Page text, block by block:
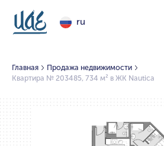
ru
Главная
Продажа недвижимости
Квартира № 203485, 734 м² в ЖК Nautica